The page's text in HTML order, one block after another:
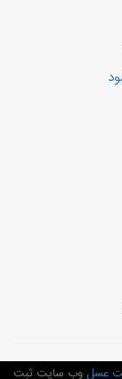
عسل وب سایت ثبت